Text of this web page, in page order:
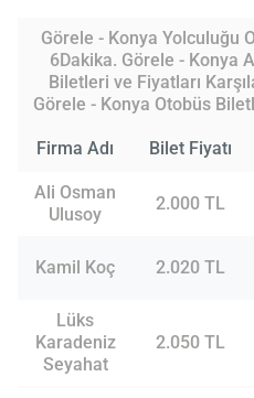
Görele - Konya Yolculuğu
6Dakika. Görele - Konya
Biletleri ve Fiyatları
Görele - Konya Otobüs
Firma Adı Bilet Fiyatı
Ali Osman
Ulusoy
2.000 TL
Kamil Koç 2.020 TL
Lüks
Karadeniz
Seyahat
2.050 TL